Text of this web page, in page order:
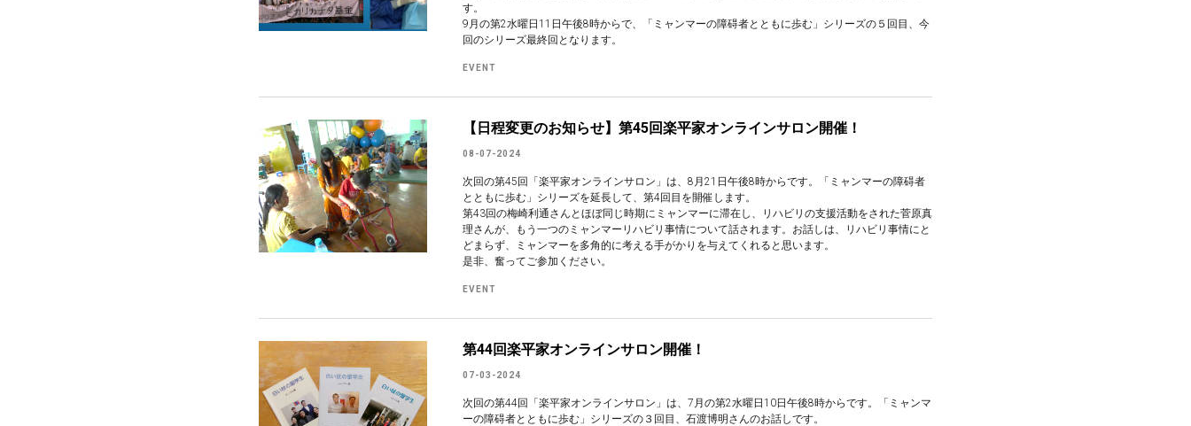
す。
9月の第2水曜日11日午後8時からで、「ミャンマーの障碍者とともに歩む」シリーズの５回目、今
回のシリーズ最終回となります。
EVENT
【日程変更のお知らせ】第45回楽平家オンラインサロン開催！
08-07-2024
次回の第45回「楽平家オンラインサロン」は、8月21日午後8時からです。「ミャンマーの障碍者
とともに歩む」シリーズを延長して、第4回目を開催します。
第43回の梅崎利通さんとほぼ同じ時期にミャンマーに滞在し、リハビリの支援活動をされた菅原真
理さんが、もう一つのミャンマーリハビリ事情について話されます。お話しは、リハビリ事情にと
どまらず、ミャンマーを多角的に考える手がかりを与えてくれると思います。
是非、奮ってご参加ください。
EVENT
第44回楽平家オンラインサロン開催！
07-03-2024
次回の第44回「楽平家オンラインサロン」は、7月の第2水曜日10日午後8時からです。「ミャンマ
ーの障碍者とともに歩む」シリーズの３回目、石渡博明さんのお話しです。